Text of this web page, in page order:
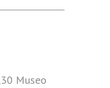
Museo